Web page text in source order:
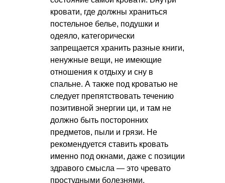
кровати, где должны храниться
постельное белье, подушки и
одеяло, категорически
запрещается хранить разные книги,
ненужные вещи, не имеющие
отношения к отдыху и сну в
спальне. А также под кроватью не
следует препятствовать течению
позитивной энергии ци, и там не
должно быть посторонних
предметов, пыли и грязи. Не
рекомендуется ставить кровать
именно под окнами, даже с позиции
здравого смысла — это чревато
простудными болезнями.